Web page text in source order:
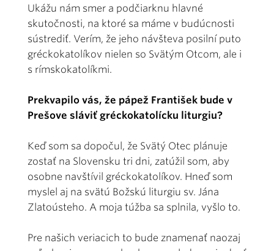
Ukážu nám smer a podčiarknu hlavné
skutočnosti, na ktoré sa máme v budúcnosti
sústrediť. Verím, že jeho návšteva posilní puto
gréckokatolíkov nielen so Svätým Otcom, ale i
s rímskokatolíkmi.
Prekvapilo vás, že pápež František bude v
Prešove sláviť gréckokatolícku liturgiu?
Keď som sa dopočul, že Svätý Otec plánuje
zostať na Slovensku tri dni, zatúžil som, aby
osobne navštívil gréckokatolíkov. Hneď som
myslel aj na svätú Božskú liturgiu sv. Jána
Zlatoústeho. A moja túžba sa splnila, vyšlo to.
Pre našich veriacich to bude znamenať naozaj